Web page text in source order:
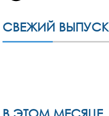
СВЕЖИЙ ВЫПУСК